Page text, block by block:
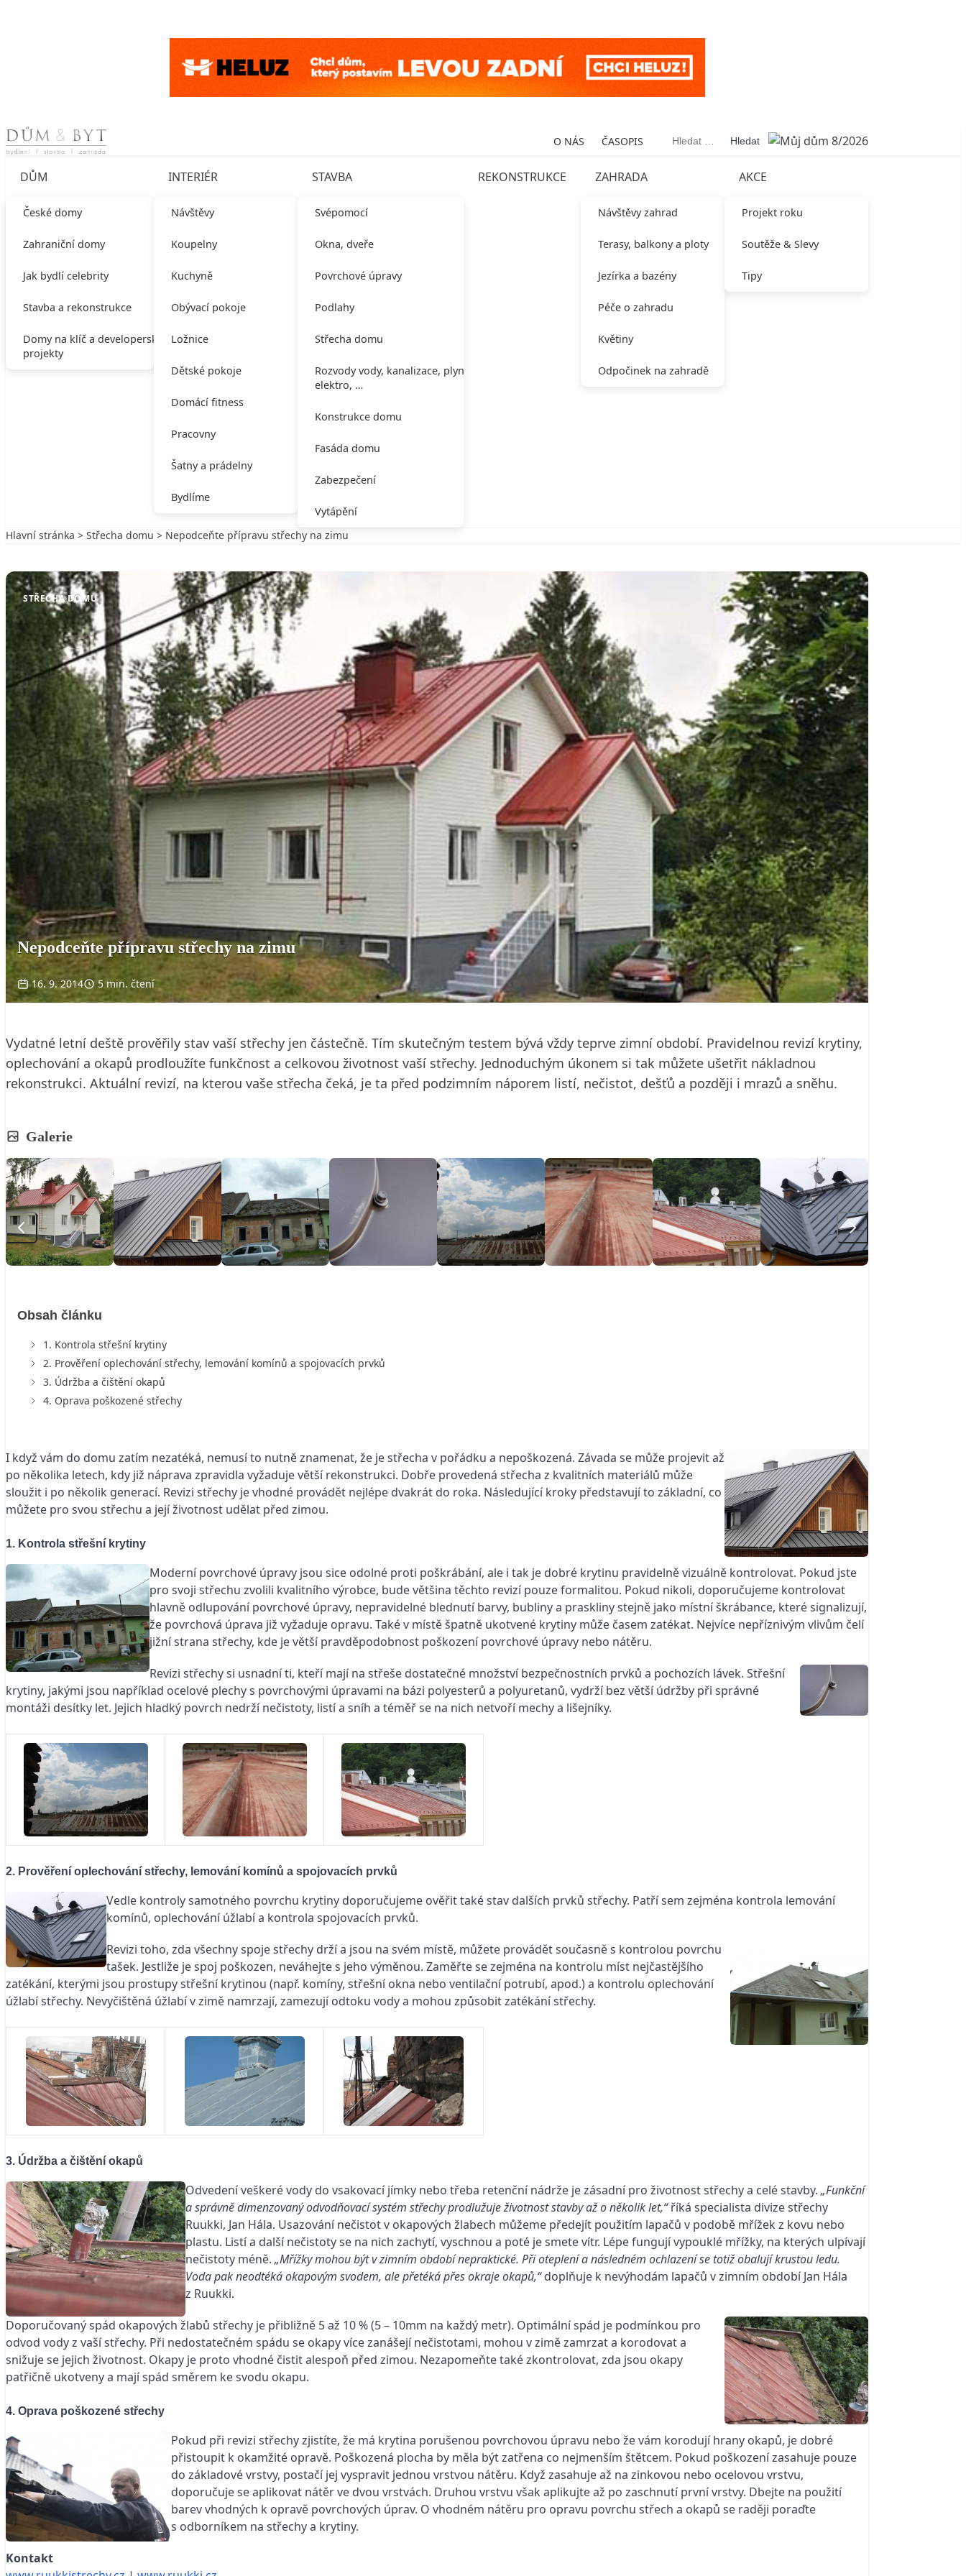
Skip to content O NÁS ČASOPIS Vyhledávání
DŮM
České domy
Zahraniční domy
Jak bydlí celebrity
Stavba a rekonstrukce
Domy na klíč a developerské
projekty
INTERIÉR
Návštěvy
Koupelny
Kuchyně
Obývací pokoje
Ložnice
Dětské pokoje
Domácí fitness
Pracovny
Šatny a prádelny
Bydlíme
STAVBA
Svépomocí
Okna, dveře
Povrchové úpravy
Podlahy
Střecha domu
Rozvody vody, kanalizace, plynu,
elektro, …
Konstrukce domu
Fasáda domu
Zabezpečení
Vytápění
REKONSTRUKCE ZAHRADA
Návštěvy zahrad
Terasy, balkony a ploty
Jezírka a bazény
Péče o zahradu
Květiny
Odpočinek na zahradě
AKCE
Projekt roku
Soutěže & Slevy
Tipy
Hlavní stránka > Střecha domu > Nepodceňte přípravu střechy na zimu
STŘECHA DOMU
Nepodceňte přípravu střechy na zimu
16. 9. 2014 5 min. čtení
Vydatné letní deště prověřily stav vaší střechy jen částečně. Tím skutečným testem bývá vždy teprve zimní období. Pravidelnou revizí krytiny,
oplechování a okapů prodloužíte funkčnost a celkovou životnost vaší střechy. Jednoduchým úkonem si tak můžete ušetřit nákladnou
rekonstrukci. Aktuální revizí, na kterou vaše střecha čeká, je ta před podzimním náporem listí, nečistot, dešťů a později i mrazů a sněhu.
Galerie
Obsah článku
1. Kontrola střešní krytiny
2. Prověření oplechování střechy, lemování komínů a spojovacích prvků
3. Údržba a čištění okapů
4. Oprava poškozené střechy
I když vám do domu zatím nezatéká, nemusí to nutně znamenat, že je střecha v pořádku a nepoškozená. Závada se může projevit až
po několika letech, kdy již náprava zpravidla vyžaduje větší rekonstrukci. Dobře provedená střecha z kvalitních materiálů může
sloužit i po několik generací. Revizi střechy je vhodné provádět nejlépe dvakrát do roka. Následující kroky představují to základní, co
můžete pro svou střechu a její životnost udělat před zimou.
1. Kontrola střešní krytiny
Moderní povrchové úpravy jsou sice odolné proti poškrábání, ale i tak je dobré krytinu pravidelně vizuálně kontrolovat. Pokud jste
pro svoji střechu zvolili kvalitního výrobce, bude většina těchto revizí pouze formalitou. Pokud nikoli, doporučujeme kontrolovat
hlavně odlupování povrchové úpravy, nepravidelné blednutí barvy, bubliny a praskliny stejně jako místní škrábance, které signalizují,
že povrchová úprava již vyžaduje opravu. Také v místě špatně ukotvené krytiny může časem zatékat. Nejvíce nepříznivým vlivům čelí
jižní strana střechy, kde je větší pravděpodobnost poškození povrchové úpravy nebo nátěru.
Revizi střechy si usnadní ti, kteří mají na střeše dostatečné množství bezpečnostních prvků a pochozích lávek. Střešní
krytiny, jakými jsou například ocelové plechy s povrchovými úpravami na bázi polyesterů a polyuretanů, vydrží bez větší údržby při správné
montáži desítky let. Jejich hladký povrch nedrží nečistoty, listí a sníh a téměř se na nich netvoří mechy a lišejníky.
2. Prověření oplechování střechy, lemování komínů a spojovacích prvků
Vedle kontroly samotného povrchu krytiny doporučujeme ověřit také stav dalších prvků střechy. Patří sem zejména kontrola lemování
komínů, oplechování úžlabí a kontrola spojovacích prvků.
Revizi toho, zda všechny spoje střechy drží a jsou na svém místě, můžete provádět současně s kontrolou povrchu
tašek. Jestliže je spoj poškozen, neváhejte s jeho výměnou. Zaměřte se zejména na kontrolu míst nejčastějšího
zatékání, kterými jsou prostupy střešní krytinou (např. komíny, střešní okna nebo ventilační potrubí, apod.) a kontrolu oplechování
úžlabí střechy. Nevyčištěná úžlabí v zimě namrzají, zamezují odtoku vody a mohou způsobit zatékání střechy.
3. Údržba a čištění okapů
Odvedení veškeré vody do vsakovací jímky nebo třeba retenční nádrže je zásadní pro životnost střechy a celé stavby. „Funkční
a správně dimenzovaný odvodňovací systém střechy prodlužuje životnost stavby až o několik let,“říká specialista divize střechy
Ruukki, Jan Hála. Usazování nečistot v okapových žlabech můžeme předejít použitím lapačů v podobě mřížek z kovu nebo
plastu. Listí a další nečistoty se na nich zachytí, vyschnou a poté je smete vítr. Lépe fungují vypouklé mřížky, na kterých ulpívají
nečistoty méně. „Mřížky mohou být v zimním období nepraktické. Při oteplení a následném ochlazení se totiž obalují krustou ledu.
Voda pak neodtéká okapovým svodem, ale přetéká přes okraje okapů,“doplňuje k nevýhodám lapačů v zimním období Jan Hála
z Ruukki.
Doporučovaný spád okapových žlabů střechy je přibližně 5 až 10 % (5 – 10mm na každý metr). Optimální spád je podmínkou pro
odvod vody z vaší střechy. Při nedostatečném spádu se okapy více zanášejí nečistotami, mohou v zimě zamrzat a korodovat a
snižuje se jejich životnost. Okapy je proto vhodné čistit alespoň před zimou. Nezapomeňte také zkontrolovat, zda jsou okapy
patřičně ukotveny a mají spád směrem ke svodu okapu.
4. Oprava poškozené střechy
Pokud při revizi střechy zjistíte, že má krytina porušenou povrchovou úpravu nebo že vám korodují hrany okapů, je dobré
přistoupit k okamžité opravě. Poškozená plocha by měla být zatřena co nejmenším štětcem. Pokud poškození zasahuje pouze
do základové vrstvy, postačí jej vyspravit jednou vrstvou nátěru. Když zasahuje až na zinkovou nebo ocelovou vrstvu,
doporučuje se aplikovat nátěr ve dvou vrstvách. Druhou vrstvu však aplikujte až po zaschnutí první vrstvy. Dbejte na použití
barev vhodných k opravě povrchových úprav. O vhodném nátěru pro opravu povrchu střech a okapů se raději poraďte
s odborníkem na střechy a krytiny.
Kontakt